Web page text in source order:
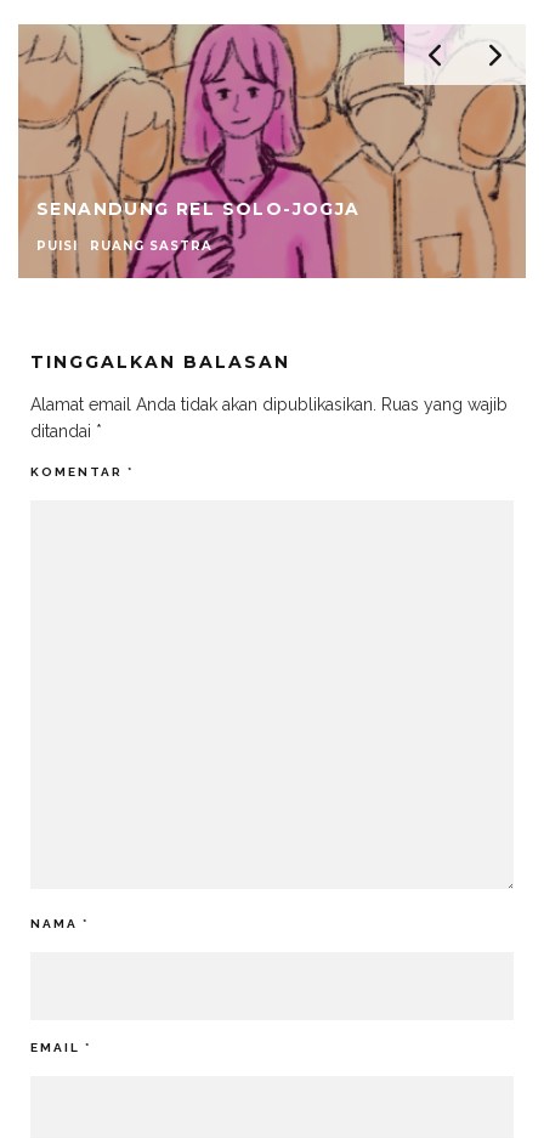
SENANDUNG REL SOLO-JOGJA
PUISI RUANG SASTRA
TINGGALKAN BALASAN
Alamat email Anda tidak akan dipublikasikan. Ruas yang wajib
ditandai *
KOMENTAR *
NAMA *
EMAIL *